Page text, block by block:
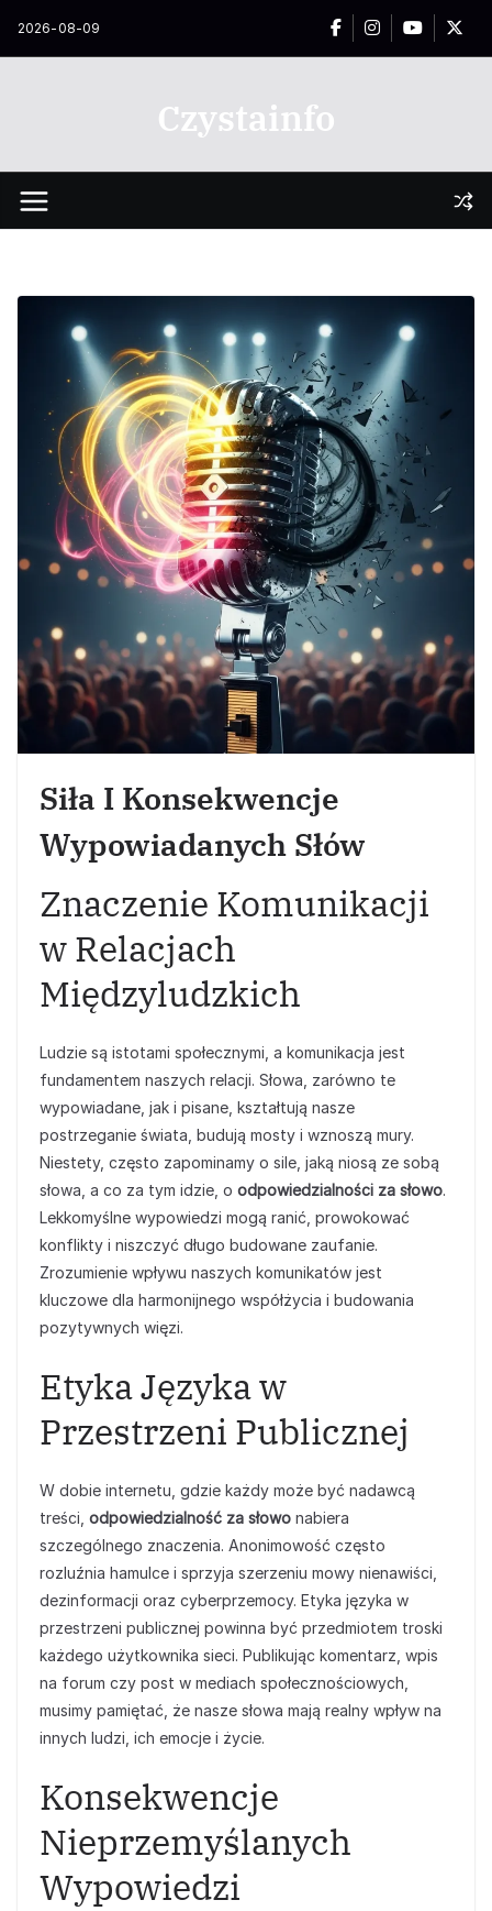
2026-08-09
Czystainfo
Siła I Konsekwencje
Wypowiadanych Słów
Znaczenie Komunikacji
w Relacjach
Międzyludzkich
Ludzie są istotami społecznymi, a komunikacja jest
fundamentem naszych relacji. Słowa, zarówno te
wypowiadane, jak i pisane, kształtują nasze
postrzeganie świata, budują mosty i wznoszą mury.
Niestety, często zapominamy o sile, jaką niosą ze sobą
słowa, a co za tym idzie, o odpowiedzialności za słowo.
Lekkomyślne wypowiedzi mogą ranić, prowokować
konflikty i niszczyć długo budowane zaufanie.
Zrozumienie wpływu naszych komunikatów jest
kluczowe dla harmonijnego współżycia i budowania
pozytywnych więzi.
Etyka Języka w
Przestrzeni Publicznej
W dobie internetu, gdzie każdy może być nadawcą
treści, odpowiedzialność za słowo nabiera
szczególnego znaczenia. Anonimowość często
rozluźnia hamulce i sprzyja szerzeniu mowy nienawiści,
dezinformacji oraz cyberprzemocy. Etyka języka w
przestrzeni publicznej powinna być przedmiotem troski
każdego użytkownika sieci. Publikując komentarz, wpis
na forum czy post w mediach społecznościowych,
musimy pamiętać, że nasze słowa mają realny wpływ na
innych ludzi, ich emocje i życie.
Konsekwencje
Nieprzemyślanych
Wypowiedzi